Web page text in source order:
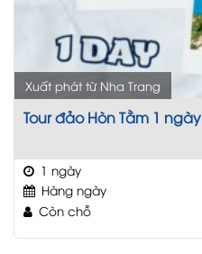
Tour đảo Hòn Tằm 1 ngày
Xuất phát từ Nha Trang
1 ngày
Hàng ngày
Còn chỗ